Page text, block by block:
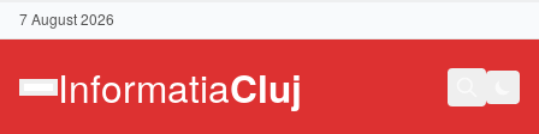
7 August 2026